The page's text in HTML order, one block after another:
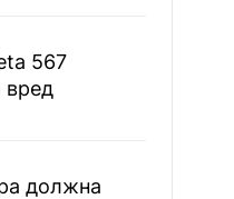
567
вред
должна